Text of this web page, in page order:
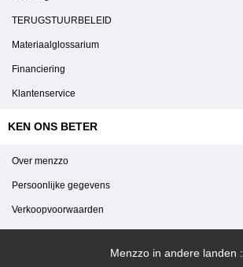
TERUGSTUURBELEID
Materiaalglossarium
Financiering
Klantenservice
KEN ONS BETER
Over menzzo
Persoonlijke gegevens
Verkoopvoorwaarden
Menzzo in andere landen :